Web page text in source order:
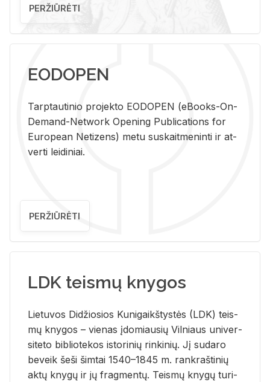
PERŽIŪRĖTI
EODOPEN
Tarp­tau­ti­nio pro­jek­to EO­DO­PEN (eBo­oks-On-
De­mand-Ne­twork Ope­ning Pub­li­ca­tions for
Eu­ro­pe­an Ne­ti­zens) metu su­skait­me­nin­ti ir at­
ver­ti lei­di­niai.
PERŽIŪRĖTI
LDK teismų knygos
Lie­tu­vos Di­džio­sios Ku­ni­gaikš­tys­tės (LDK) teis­
mų kny­gos – vie­nas įdo­miau­sių Vil­niaus uni­ver­
si­te­to bi­b­lio­te­kos is­to­ri­nių rin­ki­nių. Jį su­da­ro
be­veik šeši šim­tai 1540–1845 m. rank­raš­ti­nių
aktų kny­gų ir jų frag­men­tų. Teis­mų kny­gų tu­ri­